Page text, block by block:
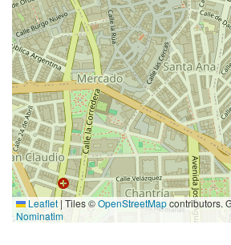
Leaflet| Tiles ©OpenStreetMapcontributors.
Nominatim